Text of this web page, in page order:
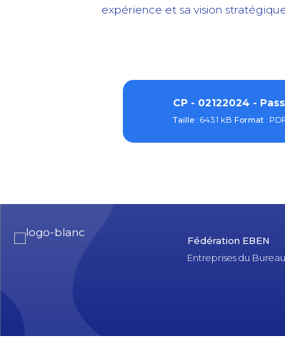
expérience et sa vision
CP - 02122024 -
Taille : 643.1 kB Format :
Fédération EBEN
Entreprises du